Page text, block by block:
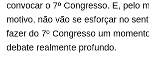
convocar o 7º Congresso. E, pelo
motivo, não vão se esforçar no
fazer do 7º Congresso um
debate realmente profundo.